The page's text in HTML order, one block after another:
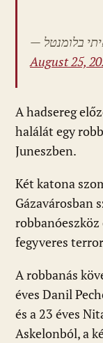
August 25,
A hadsereg
halálát egy
Juneszben.
Két katona
Gázavárosban
fegyveres
A robbanás
éves Danil
és a 23 éves
Askelonból, a